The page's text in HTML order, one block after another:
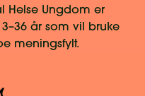
Helse Ungdom er
år som vil bruke
meningsfylt.